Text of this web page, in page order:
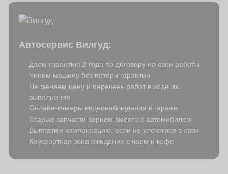
Автосервис Вилгуд:
Даем гарантию 2 года по договору на свои работы
Чиним машину без потери гарантии
Не меняем цену и перечень работ в ходе их
выполнения
Онлайн-камеры видеонаблюдения в гараже
Старые запчасти вернем вместе с автомобилем
Выплатим компенсацию, если не уложимся в срок
Комфортная зона ожидания с чаем и кофе